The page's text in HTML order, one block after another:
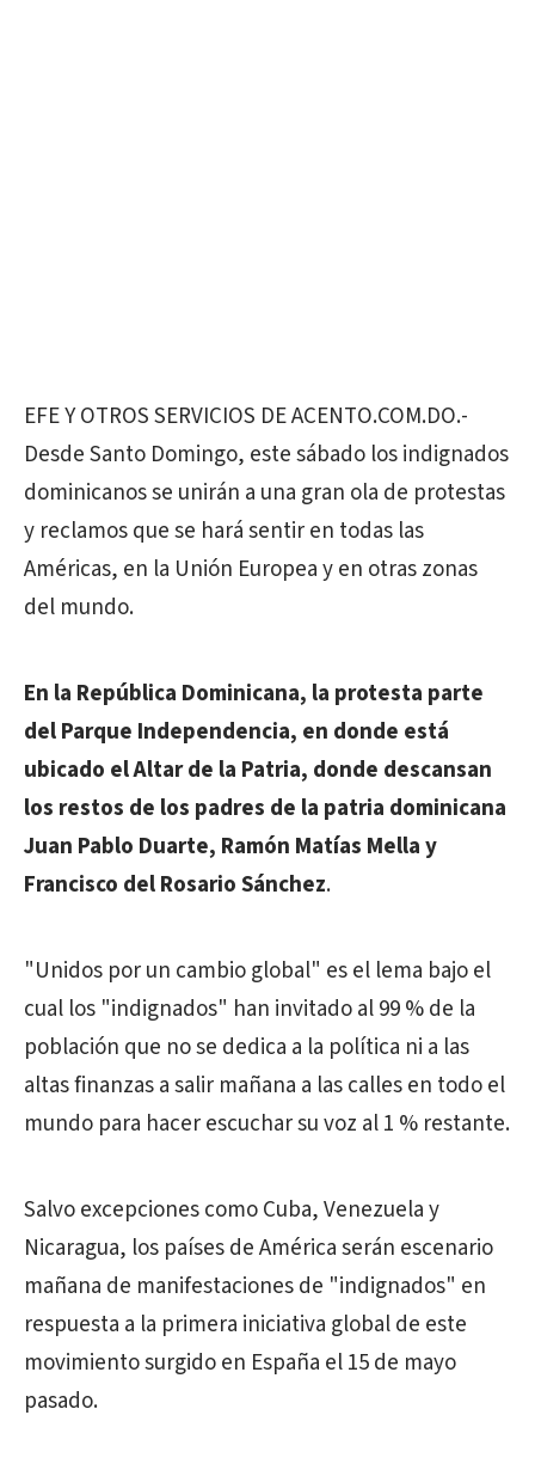
EFE Y OTROS SERVICIOS DE ACENTO.COM.DO.-
Desde Santo Domingo, este sábado los indignados
dominicanos se unirán a una gran ola de protestas
y reclamos que se hará sentir en todas las
Américas, en la Unión Europea y en otras zonas
del mundo.
En la República Dominicana, la protesta parte
del Parque Independencia, en donde está
ubicado el Altar de la Patria, donde descansan
los restos de los padres de la patria dominicana
Juan Pablo Duarte, Ramón Matías Mella y
Francisco del Rosario Sánchez.
"Unidos por un cambio global" es el lema bajo el
cual los "indignados" han invitado al 99 % de la
población que no se dedica a la política ni a las
altas finanzas a salir mañana a las calles en todo el
mundo para hacer escuchar su voz al 1 % restante.
Salvo excepciones como Cuba, Venezuela y
Nicaragua, los países de América serán escenario
mañana de manifestaciones de "indignados" en
respuesta a la primera iniciativa global de este
movimiento surgido en España el 15 de mayo
pasado.